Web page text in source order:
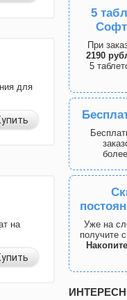
для
на
5
Софт
При
2190
5
более
Уже на
получите